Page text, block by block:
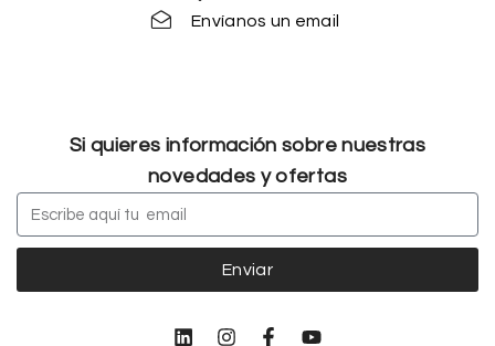
Envíanos un email
Si quieres información sobre nuestras
novedades y ofertas
Enviar